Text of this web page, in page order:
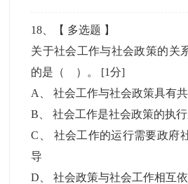
18 、【 多选题 】
关于社会工作与社会政策的关
的是（ ）。 [1分]
A
、社会工作与社会政策具有
B 、社会工作是社会政策的执
C
社会工作的运行需要政府
导
D 、社会政策与社会工作相互